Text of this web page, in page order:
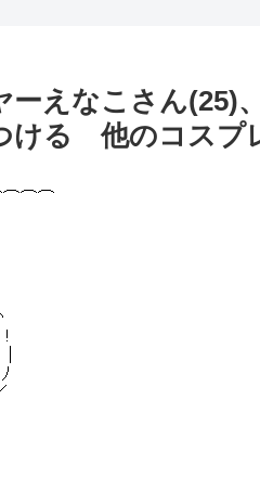
ーえなこさん(25)
ける 他のコスプ